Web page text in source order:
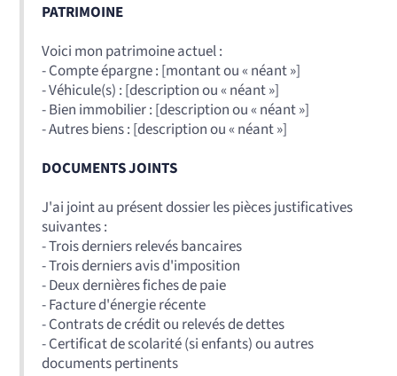
PATRIMOINE
Voici mon patrimoine actuel :
- Compte épargne : [montant ou « néant »]
- Véhicule(s) : [description ou « néant »]
- Bien immobilier : [description ou « néant »]
- Autres biens : [description ou « néant »]
DOCUMENTS JOINTS
J'ai joint au présent dossier les pièces justificatives
suivantes :
- Trois derniers relevés bancaires
- Trois derniers avis d'imposition
- Deux dernières fiches de paie
- Facture d'énergie récente
- Contrats de crédit ou relevés de dettes
- Certificat de scolarité (si enfants) ou autres
documents pertinents